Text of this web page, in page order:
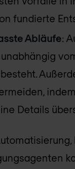
fundierte
Abläufe:
Details